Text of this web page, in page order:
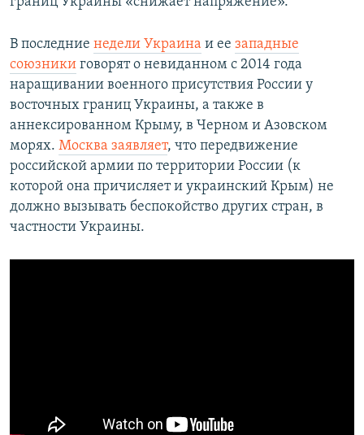
В последние недели Украина и ее западные
союзники говорят о невиданном с 2014 года
наращивании военного присутствия России у
восточных границ Украины, а также в
аннексированном Крыму, в Черном и Азовском
морях. Москва заявляет, что передвижение
российской армии по территории России (к
которой она причисляет и украинский Крым) не
должно вызывать беспокойство других стран, в
частности Украины.